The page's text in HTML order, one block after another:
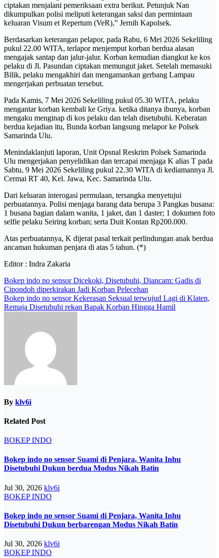
ciptakan menjalani pemeriksaan extra berikut. Petunjuk Nan
dikumpulkan polisi meliputi keterangan saksi dan permintaan
keluaran Visum et Repertum (VeR),” Jernih Kapolsek.
Berdasarkan keterangan pelapor, pada Rabu, 6 Mei 2026 Sekeliling
pukul 22.00 WITA, terlapor menjemput korban berdua alasan
mengajak santap dan jalur-jalur. Korban kemudian diangkut ke kos
pelaku di Jl. Pasundan ciptakan memungut jaket. Setelah memasuki
Bilik, pelaku mengakhiri dan mengamankan gerbang Lampau
mengerjakan perbuatan tersebut.
Pada Kamis, 7 Mei 2026 Sekeliling pukul 05.30 WITA, pelaku
mengantar korban kembali ke Griya. ketika ditanya ibunya, korban
mengaku menginap di kos pelaku dan telah disetubuhi. Keberatan
berdua kejadian itu, Bunda korban langsung melapor ke Polsek
Samarinda Ulu.
Menindaklanjuti laporan, Unit Opsnal Reskrim Polsek Samarinda
Ulu mengerjakan penyelidikan dan tercapai menjaga K alias T pada
Sabtu, 9 Mei 2026 Sekeliling pukul 22.30 WITA di kediamannya Jl.
Cermai RT 40, Kel. Jawa, Kec. Samarinda Ulu.
Dari keluaran interogasi permulaan, tersangka menyetujui
perbuatannya. Polisi menjaga barang data berupa 3 Pangkas busana:
1 busana bagian dalam wanita, 1 jaket, dan 1 daster; 1 dokumen foto
selfie pelaku Seiring korban; serta Duit Kontan Rp200.000.
Atas perbuatannya, K dijerat pasal terkait perlindungan anak berdua
ancaman hukuman penjara di atas 5 tahun. (*)
Editor : Indra Zakaria
Post
navigation
Bokep indo no sensor Dicekoki, Disetubuhi, Diancam: Gadis di
Cipondoh diperkirakan Jadi Korban Pelecehan
Bokep indo no sensor Kekerasan Seksual terwujud Lagi di Klaten,
Remaja Disetubuhi rekan Bapak Korban Hingga Hamil
By klv6i
Related Post
BOKEP INDO
Bokep indo no sensor Suami di Penjara, Wanita Inhu
Disetubuhi Dukun berdua Modus Nikah Batin
Jul 30, 2026 klv6i
BOKEP INDO
Bokep indo no sensor Suami di Penjara, Wanita Inhu
Disetubuhi Dukun berbarengan Modus Nikah Batin
Jul 30, 2026 klv6i
BOKEP INDO